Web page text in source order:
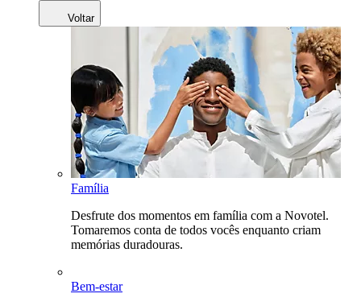
Voltar
Família
Desfrute dos momentos em família com a Novotel.
Tomaremos conta de todos vocês enquanto criam
memórias duradouras.
Bem-estar